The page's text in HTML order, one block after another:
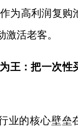
作为高利润复购
活老客。
王：把一次性
业的核心壁垒